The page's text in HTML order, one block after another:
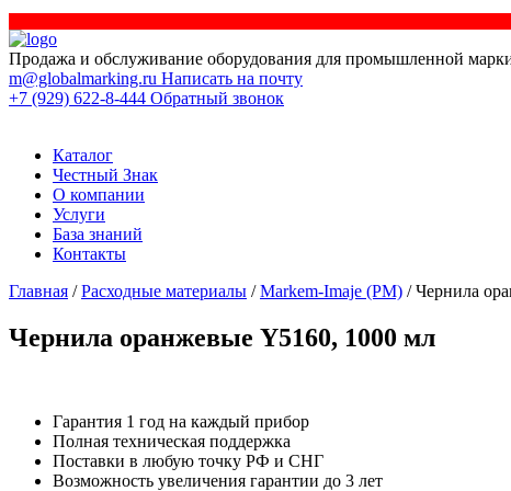
Продажа и обслуживание оборудования для промышленной
m@globalmarking.ru Написать на почту
+7 (929) 622-8-444 Обратный звонок
Каталог
Честный Знак
О компании
Услуги
База знаний
Контакты
Главная /Расходные материалы /Markem-Imaje (РМ) / Чернила
Чернила оранжевые Y5160, 1000 мл
Гарантия 1 год на каждый прибор
Полная техническая поддержка
Поставки в любую точку РФ и СНГ
Возможность увеличения гарантии до 3 лет